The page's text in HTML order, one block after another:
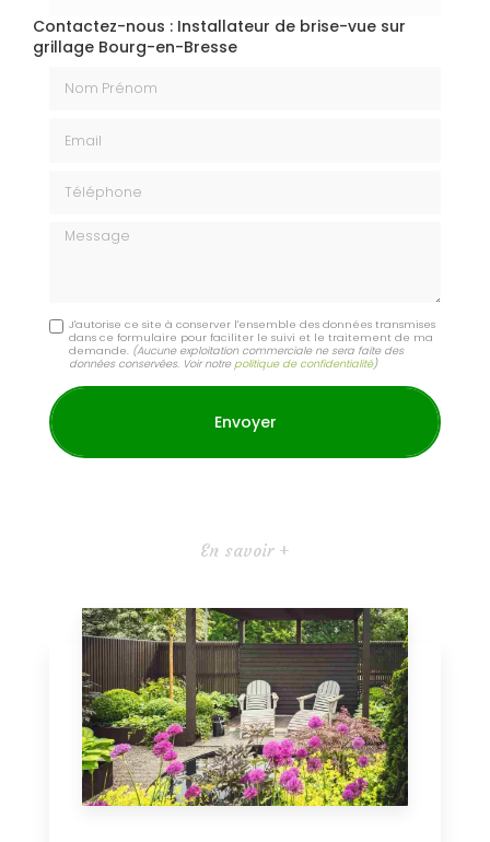
Contactez-nous : Installateur de brise-vue sur
grillage Bourg-en-Bresse
Message
J'autorise ce site à conserver l'ensemble des données transmises
dans ce formulaire pour faciliter le suivi et le traitement de ma
demande. (Aucune exploitation commerciale ne sera faite des
données conservées. Voir notre politique de confidentialité)
En savoir +